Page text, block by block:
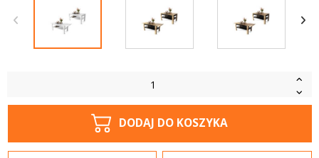
DODAJ DO KOSZYKA